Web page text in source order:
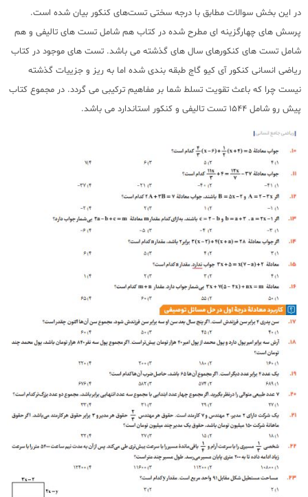
در این بخش سوالات مطابق با درجه سختی تست‌های کنکور بیان شده است.
پرسش های چهارگزینه ای مطرح شده در کتاب هم شامل تست های تالیفی و هم
شامل تست های کنکورهای سال های گذشته می باشد. تست های موجود در کتاب
ریاضی انسانی کنکور آی کیو گاج طبقه بندی شده اما به ریز و جزییات گذشته
نیست چرا که باعث تقویت تسلط شما بر مفاهیم ترکیبی می گردد. در مجموع کتاب
پیش رو شامل 1544 تست تالیفی و کنکور استاندارد می باشد.